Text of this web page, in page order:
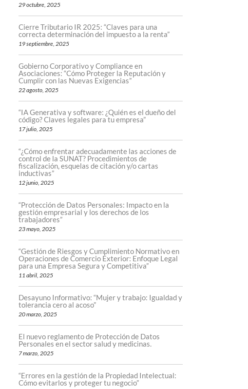
29 octubre, 2025
Cierre Tributario IR 2025: “Claves para una
correcta determinación del impuesto a la renta”
19 septiembre, 2025
Gobierno Corporativo y Compliance en
Asociaciones: “Cómo Proteger la Reputación y
Cumplir con las Nuevas Exigencias”
22 agosto, 2025
“IA Generativa y software: ¿Quién es el dueño del
código? Claves legales para tu empresa”
17 julio, 2025
“¿Cómo enfrentar adecuadamente las acciones de
control de la SUNAT? Procedimientos de
fiscalización, esquelas de citación y/o cartas
inductivas”
12 junio, 2025
“Protección de Datos Personales: Impacto en la
gestión empresarial y los derechos de los
trabajadores”
23 mayo, 2025
“Gestión de Riesgos y Cumplimiento Normativo en
Operaciones de Comercio Exterior: Enfoque Legal
para una Empresa Segura y Competitiva”
11 abril, 2025
Desayuno Informativo: “Mujer y trabajo: Igualdad y
tolerancia cero al acoso”
20 marzo, 2025
El nuevo reglamento de Protección de Datos
Personales en el sector salud y medicinas.
7 marzo, 2025
“Errores en la gestión de la Propiedad Intelectual:
Cómo evitarlos y proteger tu negocio”